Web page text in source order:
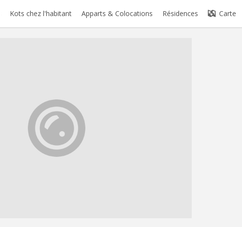
Kots chez l'habitant Apparts & Colocations Résidences Carte